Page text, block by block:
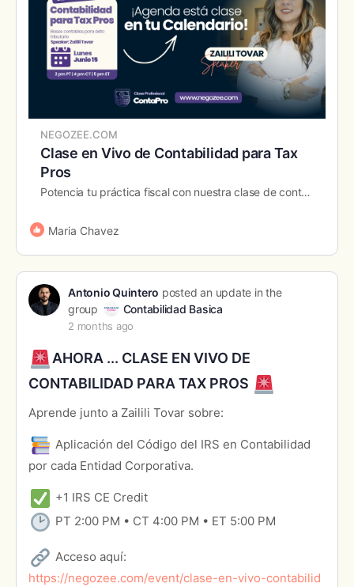
NEGOZEE.COM
Clase en Vivo de Contabilidad para Tax
Pros
Potencia tu práctica fiscal con nuestra clase de contabilidad en vivo. Aprende estrategias esenciales para dominar los desafíos contables y optimizar el servicio a tus clientes. Maximiza tu eficiencia y rentabilidad. Inscripción abierta.
Maria Chavez
Antonio Quintero posted an update in the
group
Contabilidad Basica
2 months ago
AHORA ... CLASE EN VIVO DE
CONTABILIDAD PARA TAX PROS
Aprende junto a Zailili Tovar sobre:
Aplicación del Código del IRS en Contabilidad
por cada Entidad Corporativa.
+1 IRS CE Credit
PT 2:00 PM • CT 4:00 PM • ET 5:00 PM
Acceso aquí:
https://negozee.com/event/clase-en-vivo-contabilid